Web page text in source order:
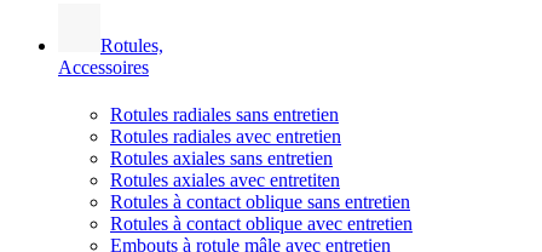
Rotules,
Accessoires
Rotules radiales sans entretien
Rotules radiales avec entretien
Rotules axiales sans entretien
Rotules axiales avec entretiten
Rotules à contact oblique sans entretien
Rotules à contact oblique avec entretien
Embouts à rotule mâle avec entretien